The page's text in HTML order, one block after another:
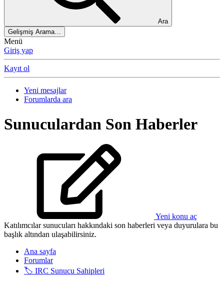
Ara
Gelişmiş Arama…
Menü
Giriş yap
Kayıt ol
Yeni mesajlar
Forumlarda ara
Sunuculardan Son Haberler
Yeni konu aç
Katılımcılar sunucuları hakkındaki son haberleri veya duyurulara bu
başlık altından ulaşabilirsiniz.
Ana sayfa
Forumlar
🏷️ IRC Sunucu Sahipleri